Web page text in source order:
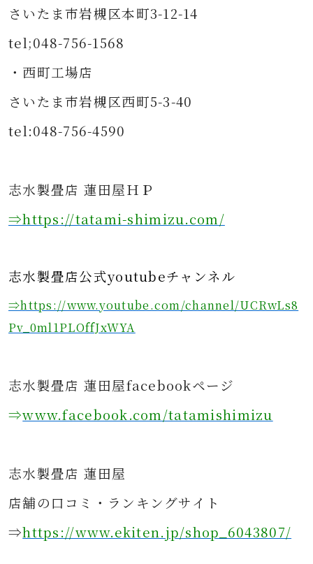
さいたま市岩槻区本町3-12-14
tel;048-756-1568
・西町工場店
さいたま市岩槻区西町5-3-40
tel:048-756-4590
志水製畳店 蓮田屋ＨＰ
⇒https://tatami-shimizu.com/
志水製畳店公式youtubeチャンネル
⇒https://www.youtube.com/channel/UCRwLs8
Pv_0ml1PLOffJxWYA
志水製畳店 蓮田屋facebookページ
⇒www.facebook.com/tatamishimizu
志水製畳店 蓮田屋
店舗の口コミ・ランキングサイト
⇒https://www.ekiten.jp/shop_6043807/